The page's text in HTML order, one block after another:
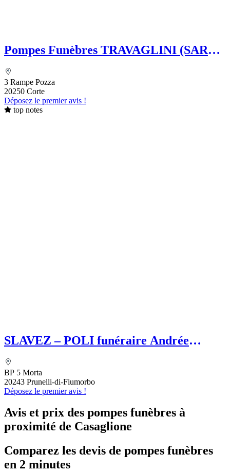
Pompes Funèbres TRAVAGLINI (SARL)
secondaire Grégoire TRAVAGLINI
3 Rampe Pozza
20250 Corte
Déposez le premier avis !
top notes
SLAVEZ – POLI funéraire Andrée
BP 5 Morta
20243 Prunelli-di-Fiumorbo
Déposez le premier avis !
Avis et prix des pompes funèbres à
proximité de Casaglione
Comparez les devis de pompes funèbres
en 2 minutes